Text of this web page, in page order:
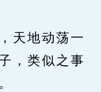
地动荡一
，类似之事